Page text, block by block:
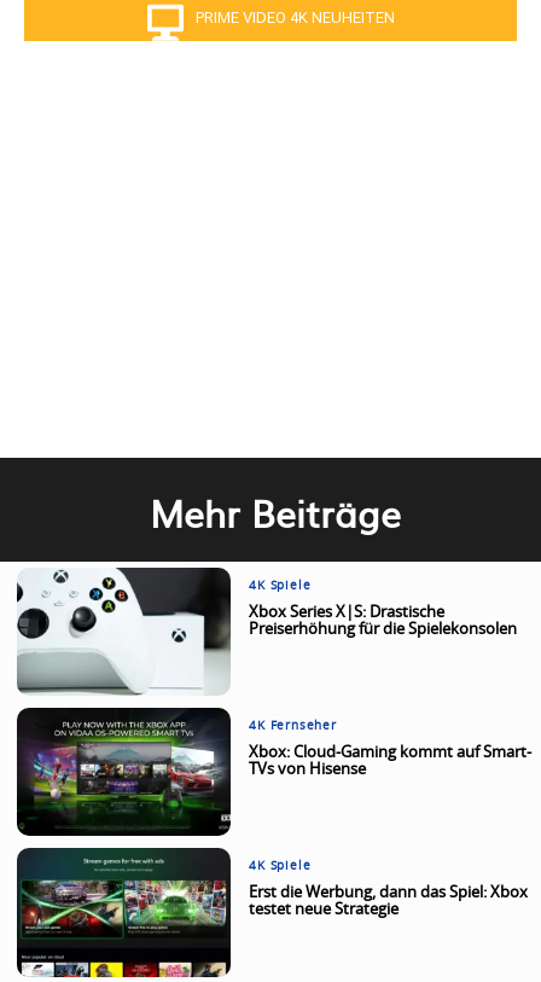
PRIME VIDEO 4K NEUHEITEN
Mehr Beiträge
4K Spiele
Xbox Series X|S: Drastische
Preiserhöhung für die Spielekonsolen
4K Fernseher
Xbox: Cloud-Gaming kommt auf Smart-
TVs von Hisense
4K Spiele
Erst die Werbung, dann das Spiel: Xbox
testet neue Strategie